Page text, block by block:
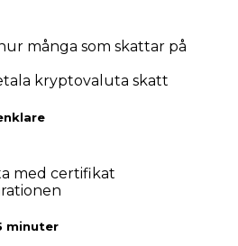
många som skattar på
kryptovaluta skatt
med certifikat
minuter